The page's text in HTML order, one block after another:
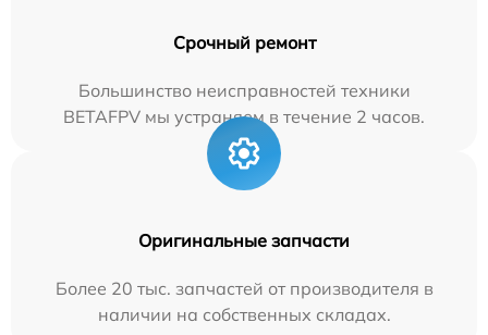
Срочный ремонт
Большинство неисправностей техники
BETAFPV мы устраняем в течение 2 часов.
Оригинальные запчасти
Более 20 тыс. запчастей от производителя в
наличии на собственных складах.